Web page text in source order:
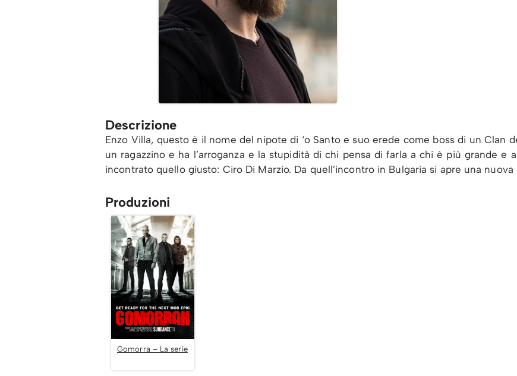
Descrizione
Enzo Villa, questo è il nome del nipote di ‘o Santo e suo erede come boss di un Clan
un ragazzino e ha l’arroganza e la stupidità di chi pensa di farla a chi è più grande e
incontrato quello giusto: Ciro Di Marzio. Da quell’incontro in Bulgaria si apre una nuova
Produzioni
Gomorra – La serie